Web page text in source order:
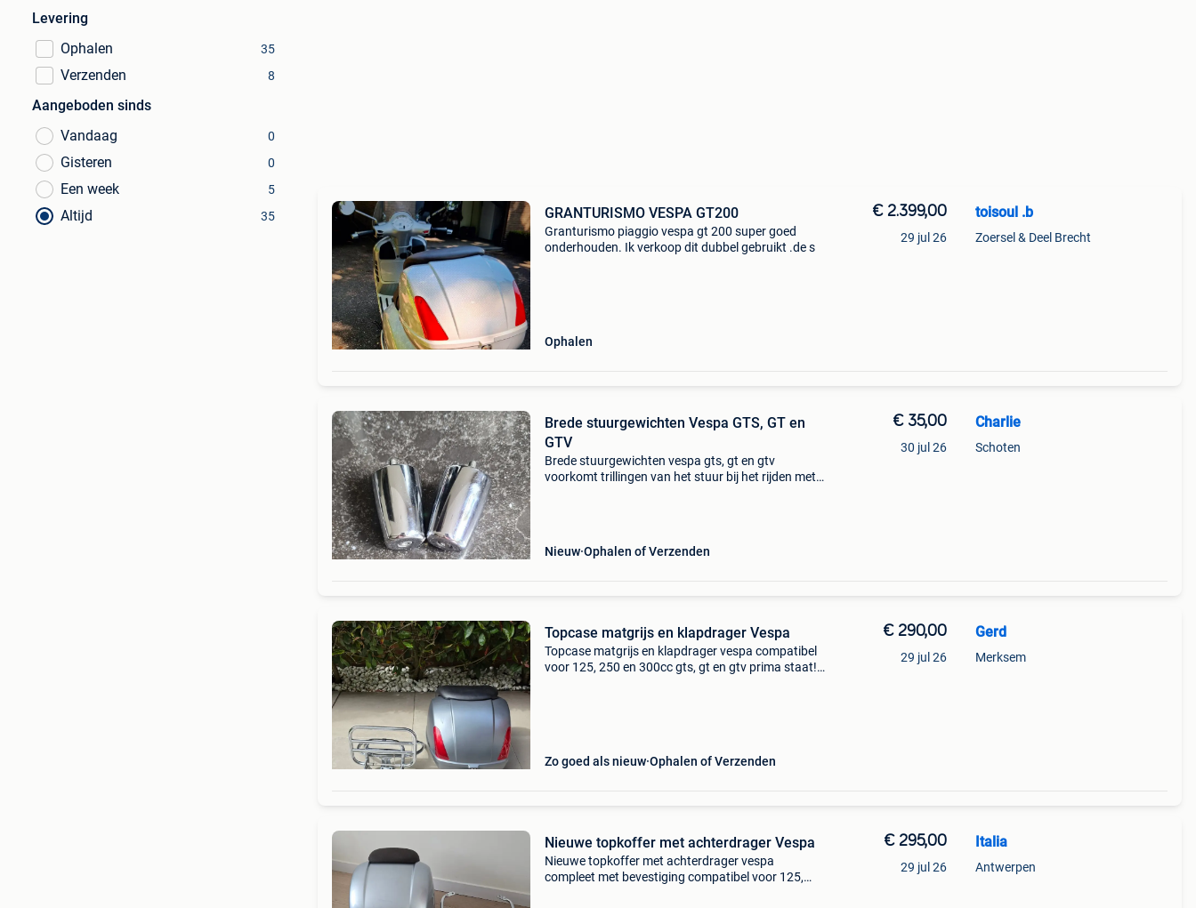
Levering
Ophalen
35
Verzenden 8
Aangeboden sinds
Vandaag
0
Gisteren 0
Een week 5
Altijd 35 GRANTURISMO VESPA GT200
Granturismo piaggio vespa gt 200 super goed
onderhouden. Ik verkoop dit dubbel gebruikt .de s
Ophalen
€ 2.399,00
29 jul 26
toisoul .b
Zoersel & Deel Brecht
Brede stuurgewichten Vespa GTS, GT en
GTV
Brede stuurgewichten vespa gts, gt en gtv
voorkomt trillingen van het stuur bij het rijden met
Nieuw Ophalen of Verzenden
€ 35,00
30 jul 26
Charlie
Schoten
Topcase matgrijs en klapdrager Vespa
Topcase matgrijs en klapdrager vespa compatibel
voor 125, 250 en 300cc gts, gt en gtv prima staat!
Zo goed als nieuw Ophalen of Verzenden
€ 290,00
29 jul 26
Gerd
Merksem
Nieuwe topkoffer met achterdrager Vespa
Nieuwe topkoffer met achterdrager vespa
compleet met bevestiging compatibel voor 125,
€ 295,00
29 jul 26
Italia
Antwerpen